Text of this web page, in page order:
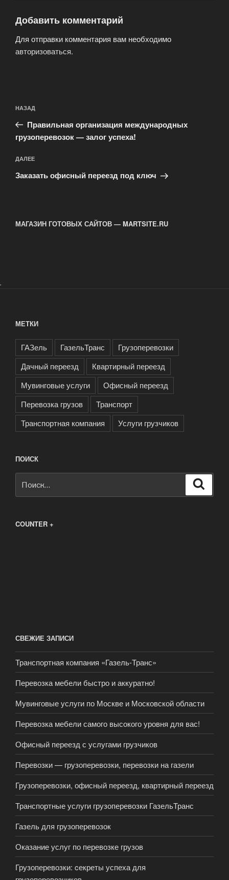
Добавить комментарий
Для отправки комментария вам необходимо
авторизоваться.
по
записям
Предыдущая
запись:
НАЗАД
Правильная организация международных
грузоперевозок — залог успеха!
Следующая
запись
ДАЛЕЕ
Заказать офисный переезд под ключ
МАГАЗИН ГОТОВЫХ САЙТОВ — MARTSITE.RU
.
МЕТКИ
ГАЗель ГазельТранс
Грузоперевозки
Дачный переезд
Квартирный переезд
Мувинговые услуги
Офисный переезд
Перевозка грузов
Транспорт
Транспортная компания
Услуги грузчиков
ПОИСК
COUNTER +
СВЕЖИЕ ЗАПИСИ
Транспортная компания «Газель-Транс»
Перевозка мебели быстро и аккуратно!
Мувинговые услуги по Москве и Московской области
Перевозка мебели самого высокого уровня для вас!
Офисный переезд с услугами грузчиков
Перевозки — грузоперевозки, перевозки на газели
Грузоперевозки, офисный переезд, квартирный переезд
Транспортные услуги грузоперевозки ГазельТранс
Газель для грузоперевозок
Оказание услуг по перевозке грузов
Грузоперевозки: cекреты успеха для